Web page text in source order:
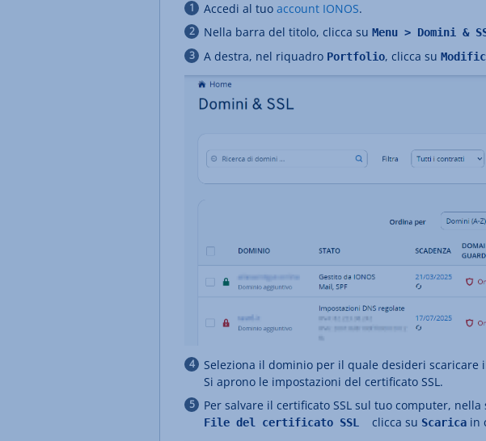
Accedi al tuo account IONOS.
Nella barra del titolo, clicca su Menu > Domini &
A destra, nel riquadro Portfolio, clicca su
Seleziona il dominio per il quale desideri scaricare
Si aprono le impostazioni del certificato SSL.
Per salvare il certificato SSL sul tuo computer, nella
File del certificato SSL clicca su Scarica in